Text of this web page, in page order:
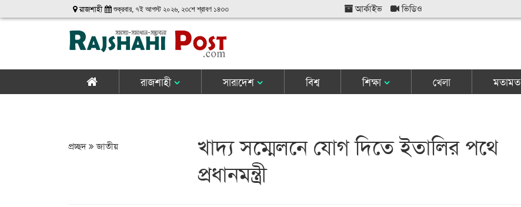
রাজশাহী শুক্রবার, ৭ই আগস্ট ২০২৬, ২৩শে শ্রাবণ ১৪৩৩ আর্কাইভ ভিডিও
রাজশাহী সারাদেশ বিশ্ব শিক্ষা খেলা মতামত
প্রচ্ছদ জাতীয়
খাদ্য সম্মেলনে যোগ দিতে ইতালির পথে
প্রধানমন্ত্রী